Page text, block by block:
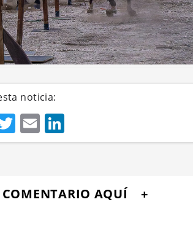
noticia:
Twitter
Email
COMENTARIO AQUÍ